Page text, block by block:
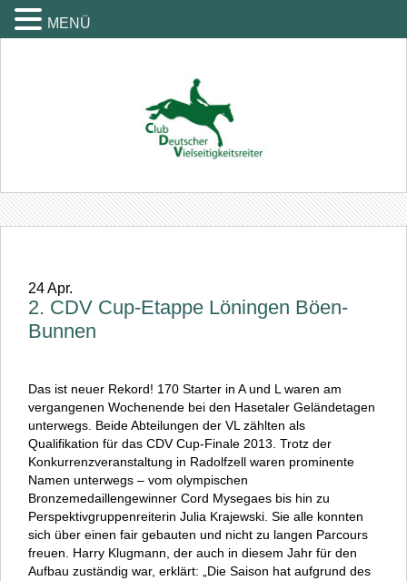
24Apr.
2. CDV Cup-Etappe Löningen Böen-
Bunnen
Das ist neuer Rekord! 170 Starter in A und L waren am
vergangenen Wochenende bei den Hasetaler Geländetagen
unterwegs. Beide Abteilungen der VL zählten als
Qualifikation für das CDV Cup-Finale 2013. Trotz der
Konkurrenzveranstaltung in Radolfzell waren prominente
Namen unterwegs – vom olympischen
Bronzemedaillengewinner Cord Mysegaes bis hin zu
Perspektivgruppenreiterin Julia Krajewski. Sie alle konnten
sich über einen fair gebauten und nicht zu langen Parcours
freuen. Harry Klugmann, der auch in diesem Jahr für den
Aufbau zuständig war, erklärt: „Die Saison hat aufgrund des
MENÜ